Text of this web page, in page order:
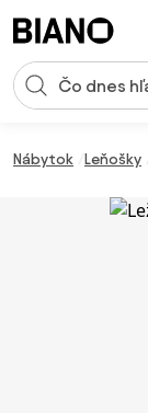
Vstup pre
Nábytok Leňošky